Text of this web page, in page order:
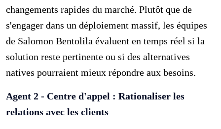
changements rapides du marché. Plutôt que de
s'engager dans un déploiement massif, les équipes
de Salomon Bentolila évaluent en temps réel si la
solution reste pertinente ou si des alternatives
natives pourraient mieux répondre aux besoins.
Agent 2 - Centre d'appel : Rationaliser les
relations avec les clients